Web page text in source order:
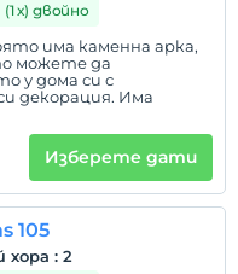
(1 х) двойно
има каменна арка,
можете да
у дома си с
декорация. Има
Изберете дати
105
хора : 2